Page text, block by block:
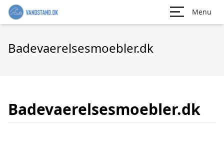
Menu
Badevaerelsesmoebler.dk
Badevaerelsesmoebler.dk